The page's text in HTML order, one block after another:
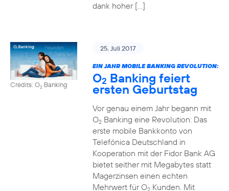
dank hoher […]
Credits: O2 Banking
25. Juli 2017
EIN JAHR MOBILE BANKING REVOLUTION:
O2 Banking feiert
ersten Geburtstag
Vor genau einem Jahr begann mit
O2Banking eine Revolution: Das
erste mobile Bankkonto von
Telefónica Deutschland in
Kooperation mit der Fidor Bank AG
bietet seither mit Megabytes statt
Magerzinsen einen echten
Mehrwert für O2Kunden. Mit